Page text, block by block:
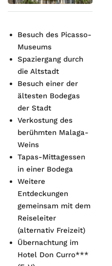
Besuch des Picasso-
Museums
Spaziergang durch
die Altstadt
Besuch einer der
ältesten Bodegas
der Stadt
Verkostung des
berühmten Malaga-
Weins
Tapas-Mittagessen
in einer Bodega
Weitere
Entdeckungen
gemeinsam mit dem
Reiseleiter
(alternativ Freizeit)
Übernachtung im
Hotel Don Curro***